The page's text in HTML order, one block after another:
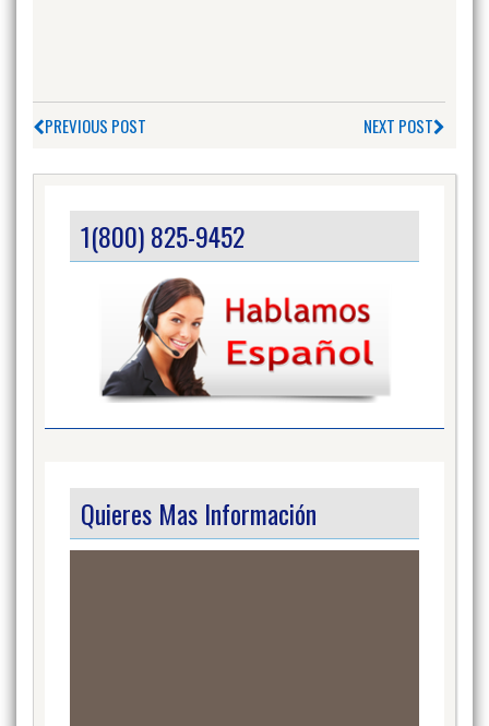
PREVIOUS POST NEXT POST
1(800) 825-9452
Quieres Mas Información